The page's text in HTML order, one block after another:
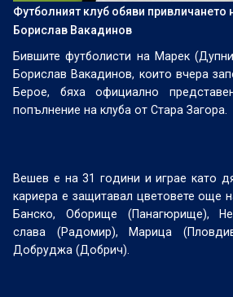
Футболният клуб обяви
Борислав Вакадинов
Бившите футболисти на Марек
Борислав Вакадинов, които вчера
Берое, бяха официално
попълнение на клуба от Стара Загора.
Вешев е на 31 години и играе като
кариера е защитавал цветовете още
Банско, Оборище (Панагюрище),
слава (Радомир), Марица
Добруджа (Добрич).